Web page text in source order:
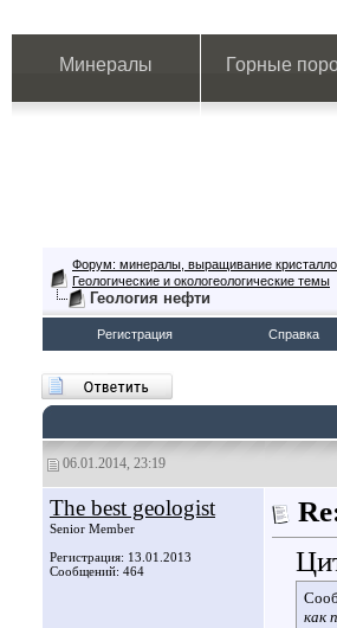
Минералы Горные
Форум: минералы, выращивание
Геологические и окологеологические темы
Геология нефти
Регистрация Справка
06.01.2014, 23:19
The best geologist
Senior Member
Регистрация: 13.01.2013
Сообщений: 464
как